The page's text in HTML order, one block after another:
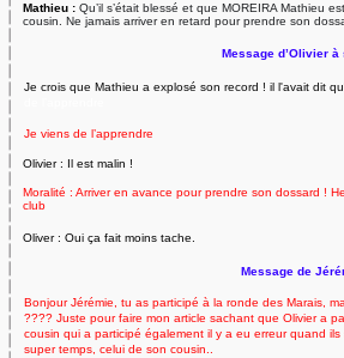
Mathieu : Qu’il s’était blessé et que MOREIRA Mathieu
cousin. Ne jamais arriver en retard pour prendre son
Message d’Olivier à
Je crois que Mathieu a exploséson record ! il l'avait dit
Je viens de l’apprendre
Olivier : Il est malin !
Moralité : Arriver en avance pour prendre son dossard !
club
Oliver : Oui ça fait moins tache.
Message de
BonjourJérémie
, tu as participé à la ronde des Marais,
???? Juste pour faire mon article sachant que Olivier a
cousin qui a participé également il y a eu erreur quand
super temps, celui de son cousin..